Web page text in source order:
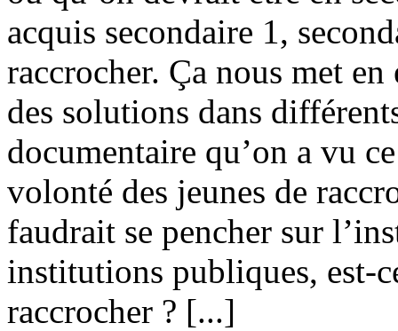
acquis secondaire 1,
raccrocher. Ça nous met
des solutions dans
documentaire qu’on a vu
volonté des jeunes de
faudrait se pencher sur
institutions publiques, est-
raccrocher ? [...]